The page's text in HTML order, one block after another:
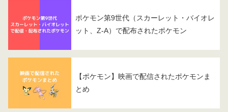
ポケモン第9世代（スカーレット・バイオレ
ット、Z-A）で配布されたポケモン
【ポケモン】映画で配信されたポケモンま
とめ